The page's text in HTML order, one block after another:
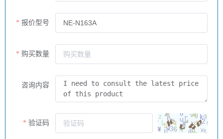
报价型号
购买数量
咨询内容
验证码